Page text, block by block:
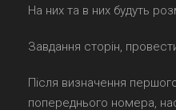
На них та в них будуть
Завдання сторін,
Після визначення
попереднього номера,